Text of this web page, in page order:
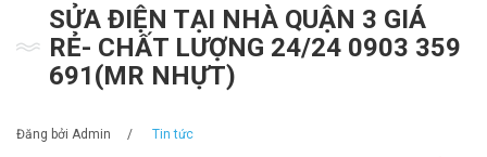
SỬA ĐIỆN TẠI NHÀ QUẬN 3 GIÁ
RẺ- CHẤT LƯỢNG 24/24 0903 359
691(MR NHỰT)
Đăng bởi Admin / Tin tức